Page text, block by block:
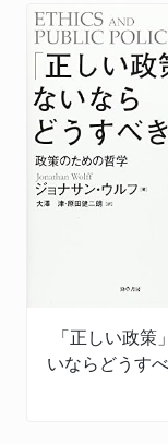
「正しい政策
いならどうす